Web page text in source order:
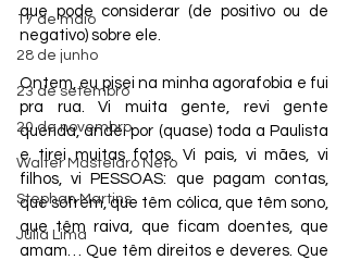
17 de maio
28 de junho
23 de setembro
20 de novembro
Walter Mastelaro Neto
Stephan Martins
Júlia Lima
que pode considerar (de positivo ou de
negativo) sobre ele.
Ontem, eu pisei na minha agorafobia e fui
pra rua. Vi muita gente, revi gente
querida, andei por (quase) toda a Paulista
e tirei muitas fotos. Vi pais, vi mães, vi
filhos, vi PESSOAS: que pagam contas,
que sofrem, que têm cólica, que têm sono,
que têm raiva, que ficam doentes, que
amam… Que têm direitos e deveres. Que